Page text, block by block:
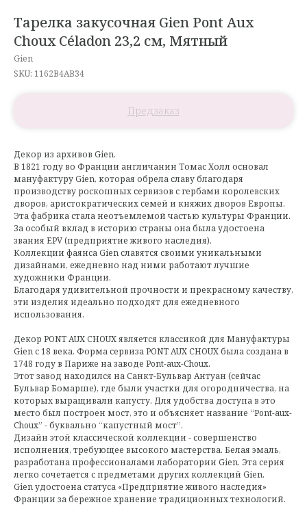
Тарелка закусочная Gien Pont Aux
Choux Céladon 23,2 см, Мятный
Gien
SKU: 1162B4AB34
Декор из архивов Gien.
В 1821 году во Франции англичанин Томас Холл основал
мануфактуру Gien, которая обрела славу благодаря
производству роскошных сервизов с гербами королевских
дворов, аристократических семей и княжих дворов Европы.
Эта фабрика стала неотъемлемой частью культуры Франции.
За особый вклад в историю страны она была удостоена
звания EPV (предприятие живого наследия).
Коллекции фаянса Gien славятся своими уникальными
дизайнами, ежедневно над ними работают лучшие
художники Франции.
Благодаря удивительной прочности и прекрасному качеству,
эти изделия идеально подходят для ежедневного
использования.
Декор PONT AUX CHOUX является классикой для Мануфактуры
Gien с 18 века. Форма сервиза PONT AUX CHOUX была создана в
1748 году в Париже на заводе Pont-aux-Choux.
Этот завод находился на Санкт-Бульвар Антуан (сейчас
Бульвар Бомарше), где были участки для огородничества, на
которых выращивали капусту. Для удобства доступа в это
место был построен мост, это и объясняет название “Pont-aux-
Choux” - буквально “капустный мост”.
Дизайн этой классической коллекции - совершенство
исполнения, требующее высокого мастерства. Белая эмаль,
разработана профессионалами лаборатории Gien. Эта серия
легко сочетается с предметами других коллекций Gien.
Gien удостоена статуса «Предприятие живого наследия»
Франции за бережное хранение традиционных технологий.